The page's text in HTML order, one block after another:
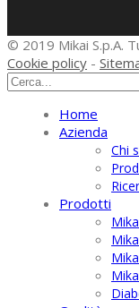
© 2019 Mikai S.p.A.
Cookie policy -
Home
Azienda
Chi
Prodotti